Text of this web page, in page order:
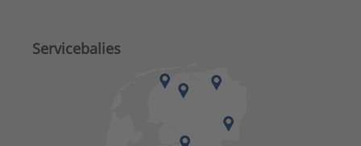
Servicebalies